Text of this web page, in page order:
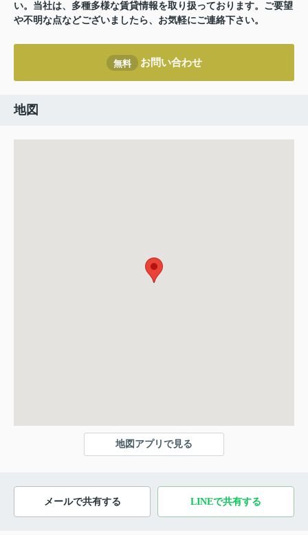
い。当社は、多種多様な賃貸情報を取り扱っております。ご要望
や不明な点などございましたら、お気軽にご連絡下さい。
無料 お問い合わせ
地図
地図アプリで見る
メールで共有する LINEで共有する